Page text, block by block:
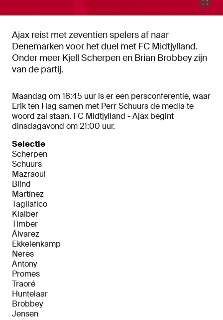
Ajax reist met zeventien spelers af naar
Denemarken voor het duel met FC Midtjylland.
Onder meer Kjell Scherpen en Brian Brobbey zijn
van de partij.
Maandag om 18:45 uur is er een persconferentie, waar
Erik ten Hag samen met Perr Schuurs de media te
woord zal staan. FC Midtjylland - Ajax begint
dinsdagavond om 21:00 uur.
Selectie
Scherpen
Schuurs
Mazraoui
Blind
Martínez
Tagliafico
Klaiber
Timber
Álvarez
Ekkelenkamp
Neres
Antony
Promes
Traoré
Huntelaar
Brobbey
Jensen